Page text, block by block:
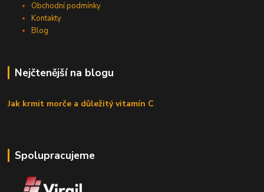
Obchodní podmínky
Kontakty
Blog
Nejčtenější na blogu
Jak krmit morče a důležitý vitamín C
Spolupracujeme